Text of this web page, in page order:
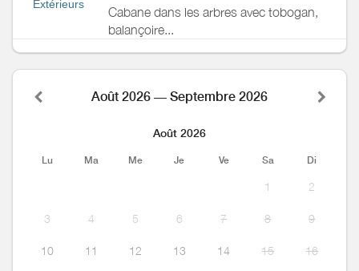
Extérieurs
Cabane dans les arbres avec tobogan,
balançoire...
Août 2026 — Septembre 2026
Août 2026
Lu Ma Me Je Ve Sa Di
1 2
3 4 5 6 7 8 9
10 11 12 13 14 15 16